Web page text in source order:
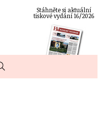
Stáhněte si aktuální
tiskové vydání 16/2026